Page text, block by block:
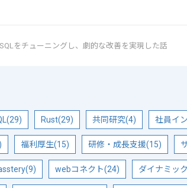
をチューニングし、劇的な改善を実現した話
Rust(29) 共同研究(4) 社員イ
福利厚生(15) 研修・成長支援(15)
webコネクト(24) ダイナミッ